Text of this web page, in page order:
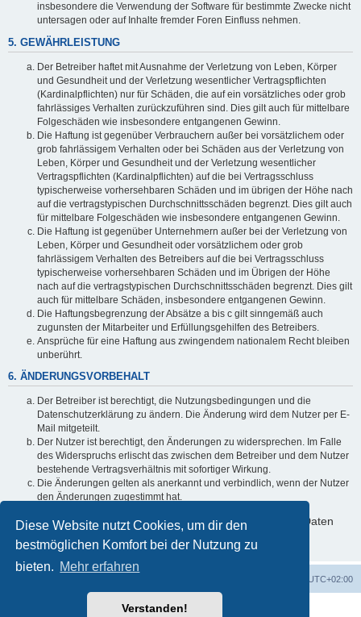
Diese Website nutzt Cookies, um dir den
bestmöglichen Komfort bei der Nutzung zu
bieten. Mehr erfahren
Verstanden!
insbesondere die Verwendung der Software für bestimmte Zwecke nicht
untersagen oder auf Inhalte fremder Foren Einfluss nehmen.
5. GEWÄHRLEISTUNG
Der Betreiber haftet mit Ausnahme der Verletzung von Leben, Körper
und Gesundheit und der Verletzung wesentlicher Vertragspflichten
(Kardinalpflichten) nur für Schäden, die auf ein vorsätzliches oder grob
fahrlässiges Verhalten zurückzuführen sind. Dies gilt auch für mittelbare
Folgeschäden wie insbesondere entgangenen Gewinn.
Die Haftung ist gegenüber Verbrauchern außer bei vorsätzlichem oder
grob fahrlässigem Verhalten oder bei Schäden aus der Verletzung von
Leben, Körper und Gesundheit und der Verletzung wesentlicher
Vertragspflichten (Kardinalpflichten) auf die bei Vertragsschluss
typischerweise vorhersehbaren Schäden und im übrigen der Höhe nach
auf die vertragstypischen Durchschnittsschäden begrenzt. Dies gilt auch
für mittelbare Folgeschäden wie insbesondere entgangenen Gewinn.
Die Haftung ist gegenüber Unternehmern außer bei der Verletzung von
Leben, Körper und Gesundheit oder vorsätzlichem oder grob
fahrlässigem Verhalten des Betreibers auf die bei Vertragsschluss
typischerweise vorhersehbaren Schäden und im Übrigen der Höhe
nach auf die vertragstypischen Durchschnittsschäden begrenzt. Dies gilt
auch für mittelbare Schäden, insbesondere entgangenen Gewinn.
Die Haftungsbegrenzung der Absätze a bis c gilt sinngemäß auch
zugunsten der Mitarbeiter und Erfüllungsgehilfen des Betreibers.
Ansprüche für eine Haftung aus zwingendem nationalem Recht bleiben
unberührt.
6. ÄNDERUNGSVORBEHALT
Der Betreiber ist berechtigt, die Nutzungsbedingungen und die
Datenschutzerklärung zu ändern. Die Änderung wird dem Nutzer per E-
Mail mitgeteilt.
Der Nutzer ist berechtigt, den Änderungen zu widersprechen. Im Falle
des Widerspruchs erlischt das zwischen dem Betreiber und dem Nutzer
bestehende Vertragsverhältnis mit sofortiger Wirkung.
Die Änderungen gelten als anerkannt und verbindlich, wenn der Nutzer
den Änderungen zugestimmt hat.
Informationen über den Umgang mit deinen persönlichen Daten
sind in der Datenschutzerklärung enthalten.
UTC+02:00
Powered byphpBB® Forum Software © phpBB Limited